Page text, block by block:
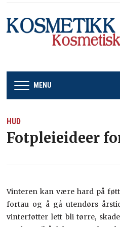
MENU
HUD
Fotpleieideer
Vinteren kan være hard på
fortau og å gå utendørs
vinterføtter lett bli tørre,